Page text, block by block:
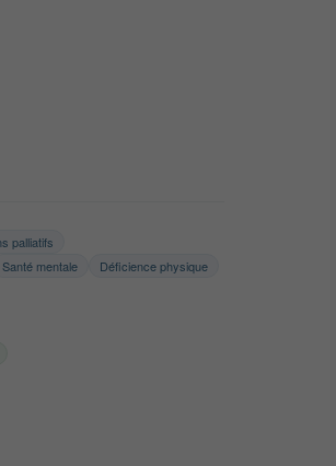
palliatifs
Santé mentale
Déficience physique